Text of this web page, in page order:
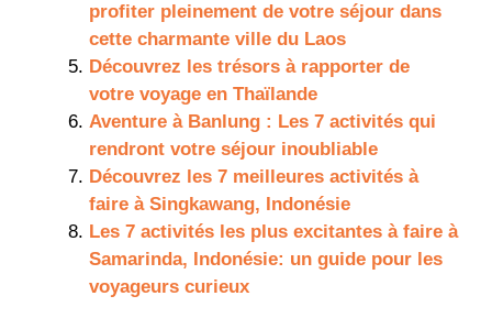
profiter pleinement de votre séjour dans
cette charmante ville du Laos
Découvrez les trésors à rapporter de
votre voyage en Thaïlande
Aventure à Banlung : Les 7 activités qui
rendront votre séjour inoubliable
Découvrez les 7 meilleures activités à
faire à Singkawang, Indonésie
Les 7 activités les plus excitantes à faire à
Samarinda, Indonésie: un guide pour les
voyageurs curieux